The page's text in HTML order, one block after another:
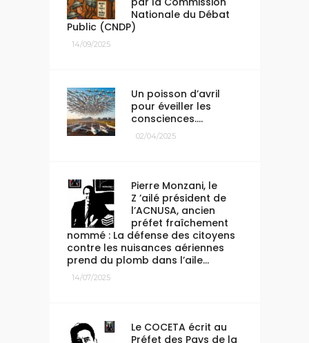
Nationale du Débat
Public (CNDP)
14/09/2025
Un poisson d’avril
pour éveiller les
consciences….
02/04/2025
Pierre Monzani, le
Z ’ailé président de
l’ACNUSA, ancien
préfet fraîchement
nommé : La défense des citoyens
contre les nuisances aériennes
prend du plomb dans l’aile…
14/07/2025
Le COCETA écrit au
Préfet des Pays de la